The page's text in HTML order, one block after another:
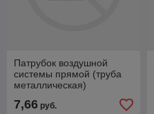
Патрубок воздушной
системы прямой (труба
металлическая)
(ПАЗ-32053-07,4234) ПАЗ
3205-70-1008102
7,66 руб.